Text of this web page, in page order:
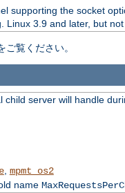
supporting the socket
3.9 and later, but
覧ください。
server will handle
, mpmt_os2
name